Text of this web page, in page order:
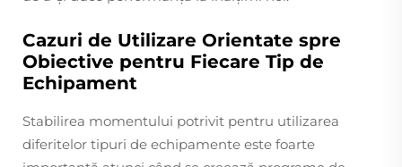
Cazuri de Utilizare Orientate spre
Obiective pentru Fiecare Tip de
Echipament
Stabilirea momentului potrivit pentru utilizarea
diferitelor tipuri de echipamente este foarte